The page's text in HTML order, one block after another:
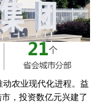
农业现代化进程。益
，投资数亿元兴建了